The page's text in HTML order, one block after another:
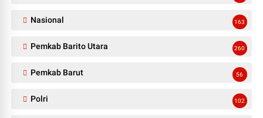
Nasional 163
Pemkab Barito Utara 260
Pemkab Barut 56
Polri 102